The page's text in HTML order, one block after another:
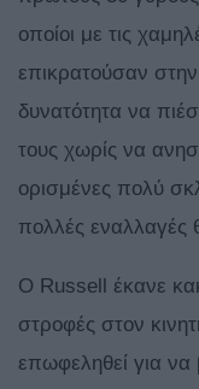
οποίοι με τις
επικρατούσαν
δυνατότητα να
τους χωρίς να
ορισμένες πολύ
πολλές εναλλαγές
Ο Russell έκανε
στροφές στον
επωφεληθεί για